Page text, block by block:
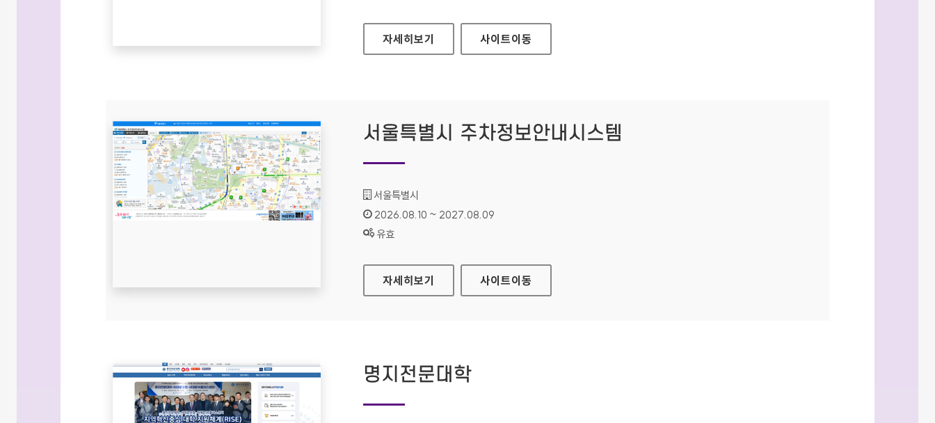
서울특별시 동부병원
자세히보기 사이트이동
서울특별시 주차정보안내시스템
기관명 :
서울특별시
인증기간 :
2026.08.10 ~ 2027.08.09
상태 :
유효
서울특별시 주차정보안내시스템
자세히보기 사이트이동
명지전문대학